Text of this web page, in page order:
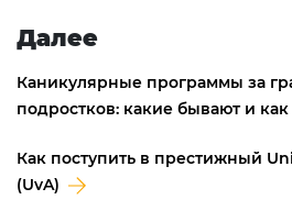
Далее
Каникулярные программы за
подростков: какие бывают и
Как поступить в престижный
(UvA)